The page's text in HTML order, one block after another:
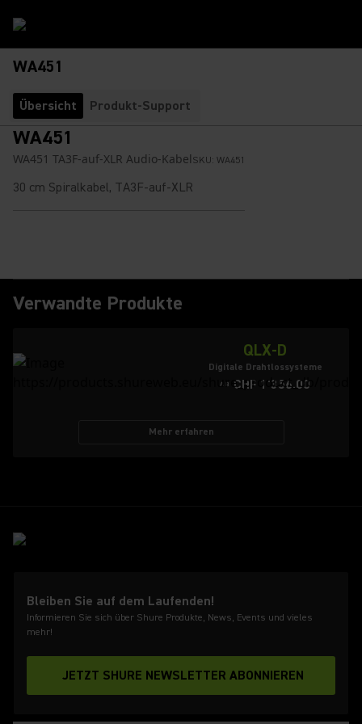
WA451
Übersicht Produkt-Support
WA451
WA451 TA3F-auf-XLR Audio-Kabel SKU: WA451
30 cm Spiralkabel, TA3F-auf-XLR
Verwandte Produkte
QLX-D
Digitale Drahtlossysteme
AB CHF 1'356.00
Mehr erfahren
Bleiben Sie auf dem Laufenden!
Informieren Sie sich über Shure Produkte, News, Events und vieles
mehr!
JETZT SHURE NEWSLETTER ABONNIEREN